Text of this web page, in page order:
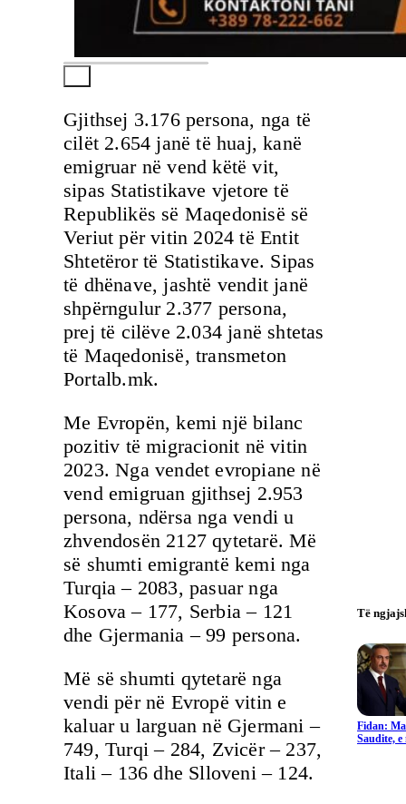
Gjithsej 3.176 persona, nga të
cilët 2.654 janë të huaj, kanë
emigruar në vend këtë vit,
sipas Statistikave vjetore të
Republikës së Maqedonisë së
Veriut për vitin 2024 të Entit
Shtetëror të Statistikave. Sipas
të dhënave, jashtë vendit janë
shpërngulur 2.377 persona,
prej të cilëve 2.034 janë shtetas
të Maqedonisë, transmeton
Portalb.mk.
Me Evropën, kemi një bilanc
pozitiv të migracionit në vitin
2023. Nga vendet evropiane në
vend emigruan gjithsej 2.953
persona, ndërsa nga vendi u
zhvendosën 2127 qytetarë. Më
së shumti emigrantë kemi nga
Turqia – 2083, pasuar nga
Kosova – 177, Serbia – 121
dhe Gjermania – 99 persona.
Më së shumti qytetarë nga
vendi për në Evropë vitin e
kaluar u larguan në Gjermani –
749, Turqi – 284, Zvicër – 237,
Itali – 136 dhe Slloveni – 124.
Të
Fidan:
Saudite,